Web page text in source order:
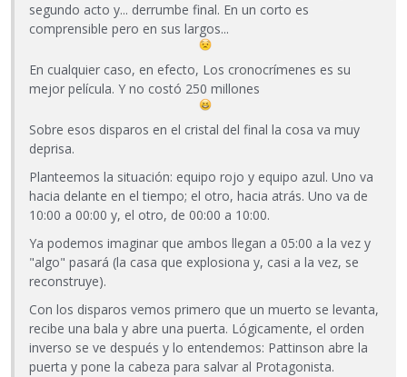
segundo acto y... derrumbe final. En un corto es
comprensible pero en sus largos...
En cualquier caso, en efecto, Los cronocrímenes es su
mejor película. Y no costó 250 millones
Sobre esos disparos en el cristal del final la cosa va muy
deprisa.
Planteemos la situación: equipo rojo y equipo azul. Uno va
hacia delante en el tiempo; el otro, hacia atrás. Uno va de
10:00 a 00:00 y, el otro, de 00:00 a 10:00.
Ya podemos imaginar que ambos llegan a 05:00 a la vez y
"algo" pasará (la casa que explosiona y, casi a la vez, se
reconstruye).
Con los disparos vemos primero que un muerto se levanta,
recibe una bala y abre una puerta. Lógicamente, el orden
inverso se ve después y lo entendemos: Pattinson abre la
puerta y pone la cabeza para salvar al Protagonista.